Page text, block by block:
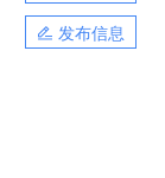
发布信息